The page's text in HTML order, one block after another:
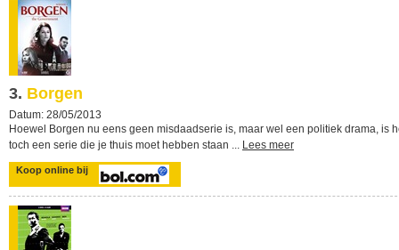
3. Borgen
Datum: 28/05/2013
Hoewel Borgen nu eens geen misdaadserie is, maar wel een politiek drama, is
toch een serie die je thuis moet hebben staan ... Lees meer
Koop online bij